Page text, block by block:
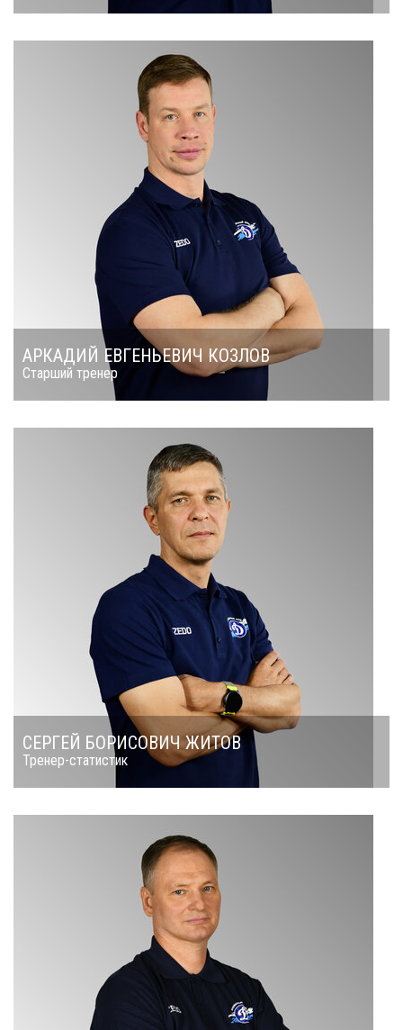
АРКАДИЙ ЕВГЕНЬЕВИЧ КОЗЛОВ
Старший тренер
СЕРГЕЙ БОРИСОВИЧ ЖИТОВ
Тренер-статистик